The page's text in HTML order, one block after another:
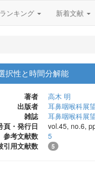
ンキング 新着文献
択性と時間分解能
著者
高木 明
出版者
耳鼻咽喉科展
雑誌
耳鼻咽喉科展
頁・発行日
vol.45, no.6,
参考文献数
5
引用文献数
5